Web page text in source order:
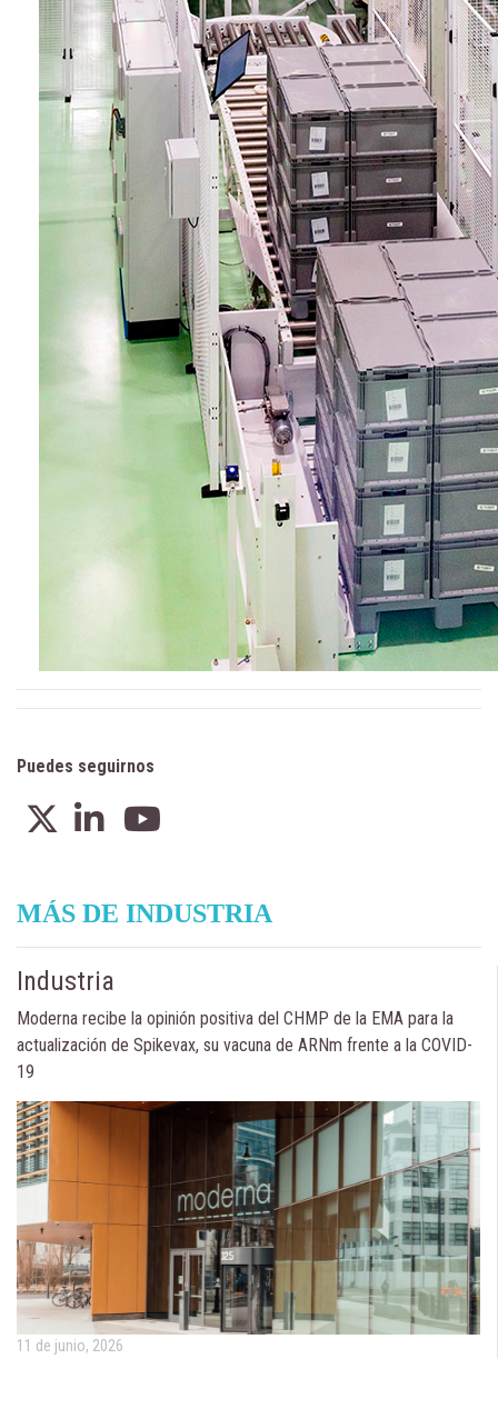
Puedes seguirnos
MÁS DE INDUSTRIA
Industria
Moderna recibe la opinión positiva del CHMP de la EMA para la
actualización de Spikevax, su vacuna de ARNm frente a la COVID-
19
11 de junio, 2026